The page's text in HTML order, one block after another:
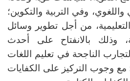
وفي التربية والتكوين؛
من أجل تطوير وسائل
وذلك بالانفتاح على أحدث
الناجحة في تعليم اللغات
مع وجوب التركيز على الكفايات